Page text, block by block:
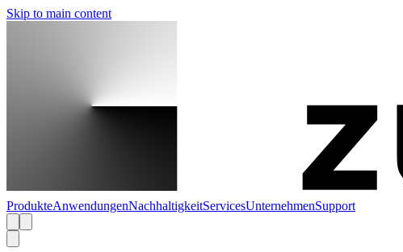
Skip to main content
ProdukteAnwendungenNachhaltigkeitServicesUnternehmenSupport